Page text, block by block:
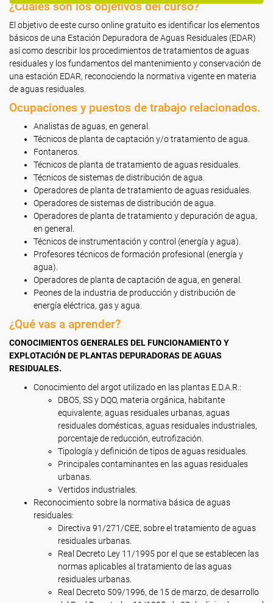
¿Cuáles son los objetivos del curso?
El objetivo de este curso online gratuito es identificar los elementos
básicos de una Estación Depuradora de Aguas Residuales (EDAR)
así como describir los procedimientos de tratamientos de aguas
residuales y los fundamentos del mantenimiento y conservación de
una estación EDAR, reconociendo la normativa vigente en materia
de aguas residuales.
Ocupaciones y puestos de trabajo relacionados.
Analistas de aguas, en general.
Técnicos de planta de captación y/o tratamiento de agua.
Fontaneros.
Técnicos de planta de tratamiento de aguas residuales.
Técnicos de sistemas de distribución de agua.
Operadores de planta de tratamiento de aguas residuales.
Operadores de sistemas de distribución de agua.
Operadores de planta de tratamiento y depuración de agua,
en general.
Técnicos de instrumentación y control (energía y agua).
Profesores técnicos de formación profesional (energía y
agua).
Operadores de planta de captación de agua, en general.
Peones de la industria de producción y distribución de
energía eléctrica, gas y agua.
¿Qué vas a aprender?
CONOCIMIENTOS GENERALES DEL FUNCIONAMIENTO Y
EXPLOTACIÓN DE PLANTAS DEPURADORAS DE AGUAS
RESIDUALES.
Conocimiento del argot utilizado en las plantas E.D.A.R.:
DBO5, SS y DQO, materia orgánica, habitante
equivalente, aguas residuales urbanas, aguas
residuales domésticas, aguas residuales industriales,
porcentaje de reducción, eutrofización.
Tipología y definición de tipos de aguas residuales.
Principales contaminantes en las aguas residuales
urbanas.
Vertidos industriales.
Reconocimiento sobre la normativa básica de aguas
residuales:
Directiva 91/271/CEE, sobre el tratamiento de aguas
residuales urbanas.
Real Decreto Ley 11/1995 por el que se establecen las
normas aplicables al tratamiento de las aguas
residuales urbanas.
Real Decreto 509/1996, de 15 de marzo, de desarrollo